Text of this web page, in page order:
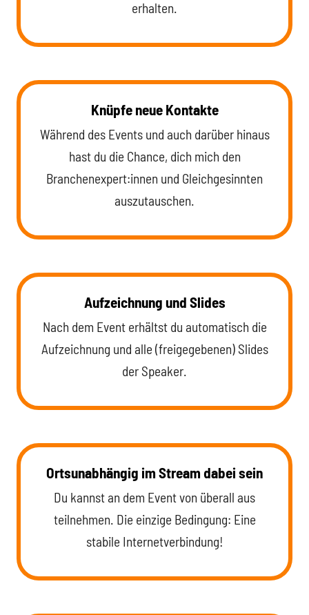
erhalten.
Knüpfe neue Kontakte
Während des Events und auch darüber hinaus
hast du die Chance, dich mich den
Branchenexpert:innen und Gleichgesinnten
auszutauschen.
Aufzeichnung und Slides
Nach dem Event erhältst du automatisch die
Aufzeichnung und alle (freigegebenen) Slides
der Speaker.
Ortsunabhängig im Stream dabei sein
Du kannst an dem Event von überall aus
teilnehmen. Die einzige Bedingung: Eine
stabile Internetverbindung!